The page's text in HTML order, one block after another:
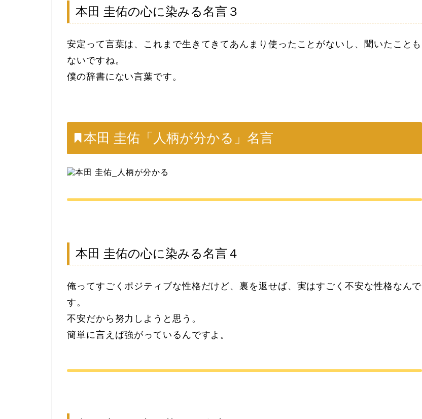
本田 圭佑の心に染みる名言３
安定って言葉は、これまで生きてきてあんまり使ったことがないし、聞いたことも
ないですね。
僕の辞書にない言葉です。
本田 圭佑「人柄が分かる」名言
本田 圭佑の心に染みる名言４
俺ってすごくポジティブな性格だけど、裏を返せば、実はすごく不安な性格なんで
す。
不安だから努力しようと思う。
簡単に言えば強がっているんですよ。